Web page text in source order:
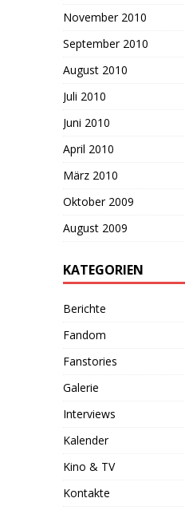
November 2010
September 2010
August 2010
Juli 2010
Juni 2010
April 2010
März 2010
Oktober 2009
August 2009
KATEGORIEN
Berichte
Fandom
Fanstories
Galerie
Interviews
Kalender
Kino & TV
Kontakte